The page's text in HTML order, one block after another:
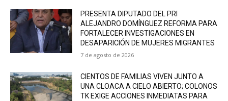
PRESENTA DIPUTADO DEL PRI
ALEJANDRO DOMÍNGUEZ REFORMA PARA
FORTALECER INVESTIGACIONES EN
DESAPARICIÓN DE MUJERES MIGRANTES
7 de agosto de 2026
CIENTOS DE FAMILIAS VIVEN JUNTO A
UNA CLOACA A CIELO ABIERTO; COLONOS
TK EXIGE ACCIONES INMEDIATAS PARA